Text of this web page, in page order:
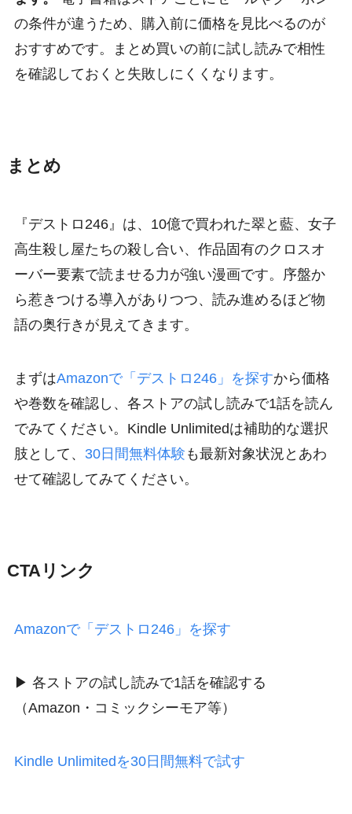
の条件が違うため、購入前に価格を見比べるのが
おすすめです。まとめ買いの前に試し読みで相性
を確認しておくと失敗しにくくなります。
まとめ
『デストロ246』は、10億で買われた翠と藍、女子
高生殺し屋たちの殺し合い、作品固有のクロスオ
ーバー要素で読ませる力が強い漫画です。序盤か
ら惹きつける導入がありつつ、読み進めるほど物
語の奥行きが見えてきます。
まずはAmazonで「デストロ246」を探すから価格
や巻数を確認し、各ストアの試し読みで1話を読ん
でみてください。Kindle Unlimitedは補助的な選択
肢として、 30日間無料体験 も最新対象状況とあわ
せて確認してみてください。
CTAリンク
Amazonで「デストロ246」を探す
▶ 各ストアの試し読みで1話を確認する
（Amazon・コミックシーモア等）
Kindle Unlimitedを30日間無料で試す